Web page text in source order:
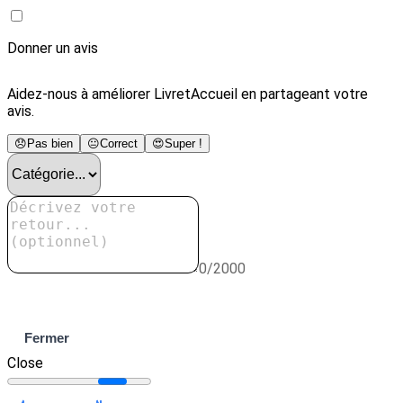
Donner un avis
Aidez-nous à améliorer LivretAccueil en partageant votre
avis.
😞 Pas bien 😐Correct 😍Super !
0/2000
Fermer
Close